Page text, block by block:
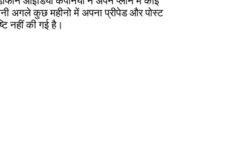
अगले कुछ महीनो में अपना प्रीपेड और पोस्ट
नहीं की गई है।